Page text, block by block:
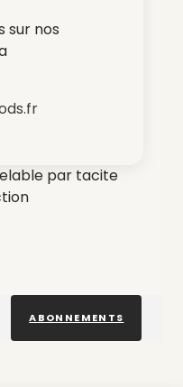
sur nos
par tacite
ABONNEMENTS